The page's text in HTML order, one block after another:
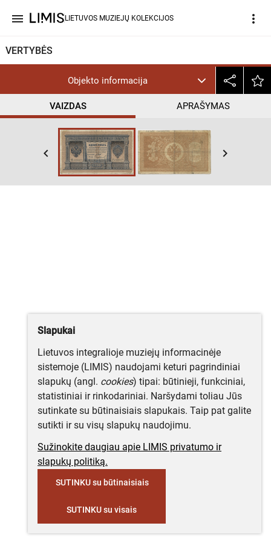
menu LIETUVOS MUZIEJŲ KOLEKCIJOS more_vert
VERTYBĖS
Objekto informacija
VAIZDAS APRAŠYMAS
keyboard_arrow_left keyboard_arrow_right
Slapukai
Lietuvos integralioje muziejų informacinėje
sistemoje (LIMIS) naudojami keturi pagrindiniai
slapukų (angl. cookies) tipai: būtinieji, funkciniai,
statistiniai ir rinkodariniai. Naršydami toliau Jūs
sutinkate su būtinaisiais slapukais. Taip pat galite
sutikti ir su visų slapukų naudojimu.
Sužinokite daugiau apie LIMIS privatumo ir
slapukų politiką.
SUTINKU su būtinaisiais
SUTINKU su visais